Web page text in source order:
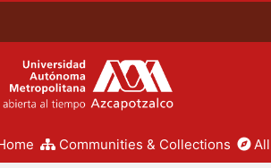
Communities & Collections